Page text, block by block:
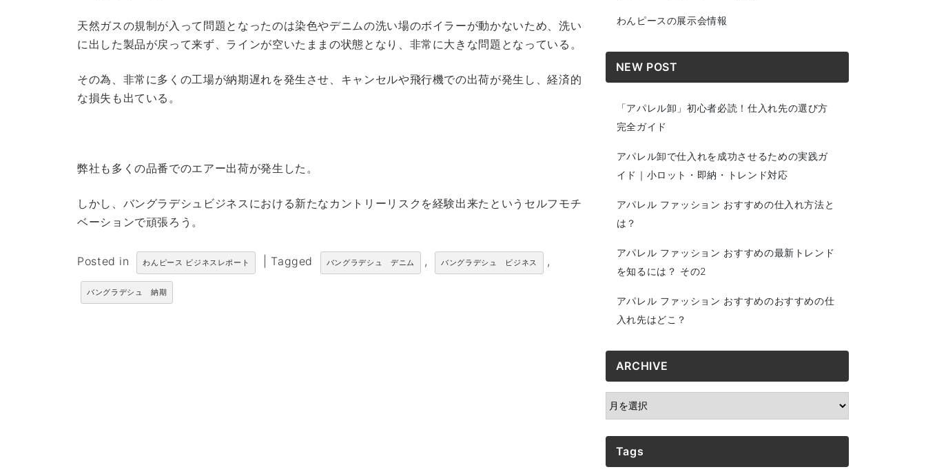
天然ガスの規制が入って問題となったのは染色やデニムの洗い場のボイラーが動かないため、洗い
に出した製品が戻って来ず、ラインが空いたままの状態となり、非常に大きな問題となっている。
その為、非常に多くの工場が納期遅れを発生させ、キャンセルや飛行機での出荷が発生し、経済的
な損失も出ている。
弊社も多くの品番でのエアー出荷が発生した。
しかし、バングラデシュビジネスにおける新たなカントリーリスクを経験出来たというセルフモチ
ベーションで頑張ろう。
Posted in わんピース ビジネスレポート Tagged バングラデシュ デニム , バングラデシュ ビジネス ,
バングラデシュ 納期
わんピースの展示会情報
NEW POST
「アパレル卸」初心者必読！仕入れ先の選び方
完全ガイド
アパレル卸で仕入れを成功させるための実践ガ
イド｜小ロット・即納・トレンド対応
アパレル ファッション おすすめの仕入れ方法と
は？
アパレル ファッション おすすめの最新トレンド
を知るには？ その2
アパレル ファッション おすすめのおすすめの仕
入れ先はどこ？
ARCHIVE
ARCHIVE
Tags